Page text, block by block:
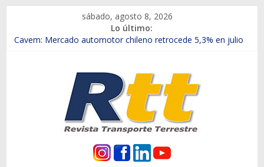
contenido
sábado, agosto 8, 2026
Lo último:
Chile es el primer mercado internacional en lanzar la nueva
Salfa suma vehículos electrificados de Chevrolet en el Biobío
Samex amplía su red con nuevas sucursales en Rancagua y
SINOTRUK Pick-ups presentó la recién estrenada Bolden en
la Expo Compras Públicas 2026